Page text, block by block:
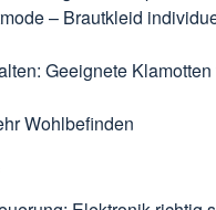
– Brautkleid
Geeignete
Wohlbefinden